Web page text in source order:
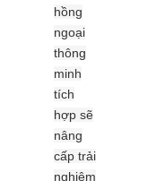
hồng
ngoại
thông
minh
tích
hợp sẽ
nâng
cấp trải
nghiệm